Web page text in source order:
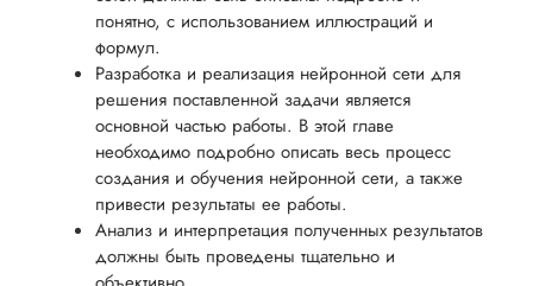
понятно, с использованием иллюстраций и
формул.
Разработка и реализация нейронной сети для
решения поставленной задачи является
основной частью работы. В этой главе
необходимо подробно описать весь процесс
создания и обучения нейронной сети, а также
привести результаты ее работы.
Анализ и интерпретация полученных результатов
должны быть проведены тщательно и